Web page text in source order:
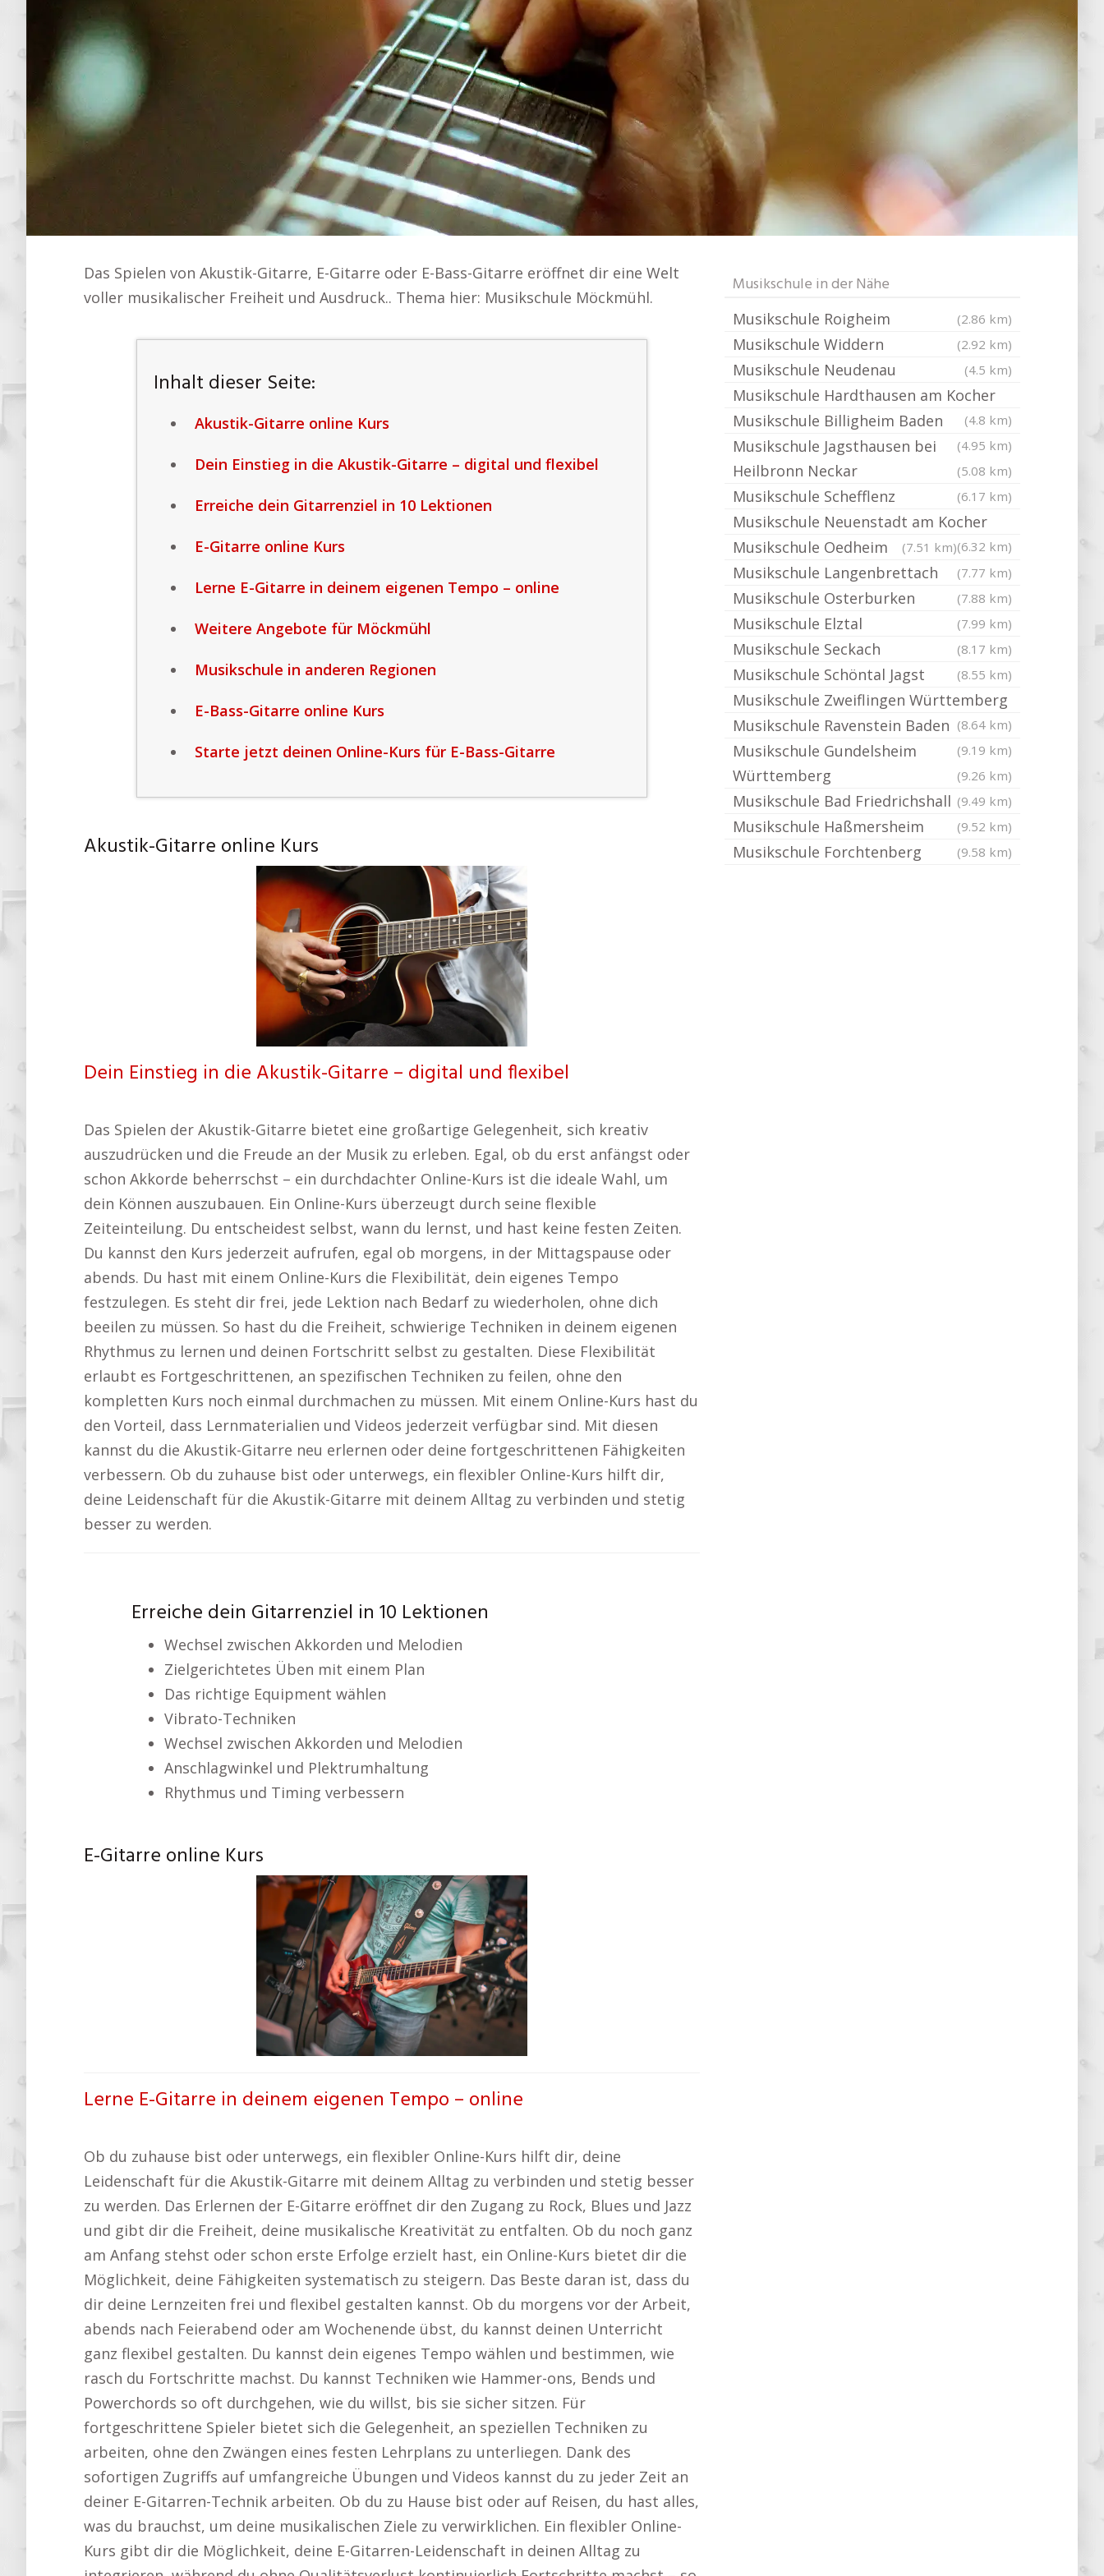
Das Spielen von Akustik-Gitarre, E-Gitarre oder E-Bass-Gitarre eröffnet dir eine Welt
voller musikalischer Freiheit und Ausdruck.. Thema hier: Musikschule Möckmühl.
Inhalt dieser Seite:
Akustik-Gitarre online Kurs
Dein Einstieg in die Akustik-Gitarre – digital und flexibel
Erreiche dein Gitarrenziel in 10 Lektionen
E-Gitarre online Kurs
Lerne E-Gitarre in deinem eigenen Tempo – online
Weitere Angebote für Möckmühl
Musikschule in anderen Regionen
E-Bass-Gitarre online Kurs
Starte jetzt deinen Online-Kurs für E-Bass-Gitarre
Akustik-Gitarre online Kurs
Dein Einstieg in die Akustik-Gitarre – digital und flexibel
Das Spielen der Akustik-Gitarre bietet eine großartige Gelegenheit, sich kreativ
auszudrücken und die Freude an der Musik zu erleben. Egal, ob du erst anfängst oder
schon Akkorde beherrschst – ein durchdachter Online-Kurs ist die ideale Wahl, um
dein Können auszubauen. Ein Online-Kurs überzeugt durch seine flexible
Zeiteinteilung. Du entscheidest selbst, wann du lernst, und hast keine festen Zeiten.
Du kannst den Kurs jederzeit aufrufen, egal ob morgens, in der Mittagspause oder
abends. Du hast mit einem Online-Kurs die Flexibilität, dein eigenes Tempo
festzulegen. Es steht dir frei, jede Lektion nach Bedarf zu wiederholen, ohne dich
beeilen zu müssen. So hast du die Freiheit, schwierige Techniken in deinem eigenen
Rhythmus zu lernen und deinen Fortschritt selbst zu gestalten. Diese Flexibilität
erlaubt es Fortgeschrittenen, an spezifischen Techniken zu feilen, ohne den
kompletten Kurs noch einmal durchmachen zu müssen. Mit einem Online-Kurs hast du
den Vorteil, dass Lernmaterialien und Videos jederzeit verfügbar sind. Mit diesen
kannst du die Akustik-Gitarre neu erlernen oder deine fortgeschrittenen Fähigkeiten
verbessern. Ob du zuhause bist oder unterwegs, ein flexibler Online-Kurs hilft dir,
deine Leidenschaft für die Akustik-Gitarre mit deinem Alltag zu verbinden und stetig
besser zu werden.
Erreiche dein Gitarrenziel in 10 Lektionen
Wechsel zwischen Akkorden und Melodien
Zielgerichtetes Üben mit einem Plan
Das richtige Equipment wählen
Vibrato-Techniken
Wechsel zwischen Akkorden und Melodien
Anschlagwinkel und Plektrumhaltung
Rhythmus und Timing verbessern
E-Gitarre online Kurs
Lerne E-Gitarre in deinem eigenen Tempo – online
Ob du zuhause bist oder unterwegs, ein flexibler Online-Kurs hilft dir, deine
Leidenschaft für die Akustik-Gitarre mit deinem Alltag zu verbinden und stetig besser
zu werden. Das Erlernen der E-Gitarre eröffnet dir den Zugang zu Rock, Blues und Jazz
und gibt dir die Freiheit, deine musikalische Kreativität zu entfalten. Ob du noch ganz
am Anfang stehst oder schon erste Erfolge erzielt hast, ein Online-Kurs bietet dir die
Möglichkeit, deine Fähigkeiten systematisch zu steigern. Das Beste daran ist, dass du
dir deine Lernzeiten frei und flexibel gestalten kannst. Ob du morgens vor der Arbeit,
abends nach Feierabend oder am Wochenende übst, du kannst deinen Unterricht
ganz flexibel gestalten. Du kannst dein eigenes Tempo wählen und bestimmen, wie
rasch du Fortschritte machst. Du kannst Techniken wie Hammer-ons, Bends und
Powerchords so oft durchgehen, wie du willst, bis sie sicher sitzen. Für
fortgeschrittene Spieler bietet sich die Gelegenheit, an speziellen Techniken zu
arbeiten, ohne den Zwängen eines festen Lehrplans zu unterliegen. Dank des
sofortigen Zugriffs auf umfangreiche Übungen und Videos kannst du zu jeder Zeit an
deiner E-Gitarren-Technik arbeiten. Ob du zu Hause bist oder auf Reisen, du hast alles,
was du brauchst, um deine musikalischen Ziele zu verwirklichen. Ein flexibler Online-
Kurs gibt dir die Möglichkeit, deine E-Gitarren-Leidenschaft in deinen Alltag zu
Musikschule in der Nähe
Musikschule Roigheim (2.86 km)
Musikschule Widdern (2.92 km)
Musikschule Neudenau (4.5 km)
Musikschule Hardthausen am Kocher
(4.8 km)
Musikschule Billigheim Baden
(4.95 km)
Musikschule Jagsthausen bei
Heilbronn Neckar
(5.08 km)
Musikschule Schefflenz (6.17 km)
Musikschule Neuenstadt am Kocher
(6.32 km)
Musikschule Oedheim (7.51 km)
Musikschule Langenbrettach (7.77 km)
Musikschule Osterburken (7.88 km)
Musikschule Elztal (7.99 km)
Musikschule Seckach (8.17 km)
Musikschule Schöntal Jagst (8.55 km)
Musikschule Zweiflingen Württemberg
(8.64 km)
Musikschule Ravenstein Baden
(9.19 km)
Musikschule Gundelsheim
Württemberg
(9.26 km)
Musikschule Bad Friedrichshall (9.49 km)
Musikschule Haßmersheim (9.52 km)
Musikschule Forchtenberg (9.58 km)